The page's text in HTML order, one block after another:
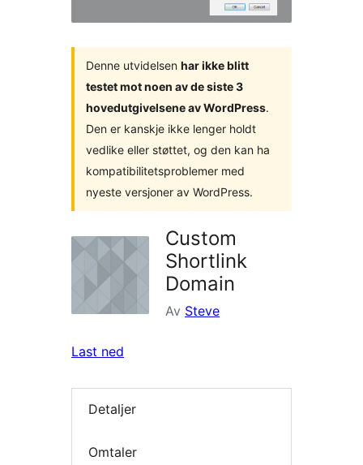
Denne utvidelsen har ikke blitt
testet mot noen av de siste 3
hovedutgivelsene av WordPress.
Den er kanskje ikke lenger holdt
vedlike eller støttet, og den kan ha
kompatibilitetsproblemer med
nyeste versjoner av WordPress.
Custom
Shortlink
Domain
Av Steve
Last ned
Detaljer
Omtaler